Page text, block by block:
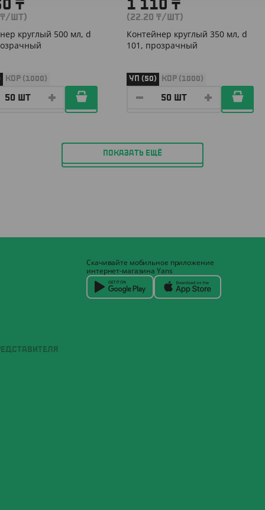
₸
₸/ШТ)
круглый 500 мл, d
КОР (1000)
1 110 ₸
(22.20 ₸/ШТ)
Контейнер круглый 350 мл, d
101, прозрачный
УП (50) КОР (1000)
ПОКАЗАТЬ ЕЩЁ
Скачивайте мобильное приложение
интернет-магазина Yans